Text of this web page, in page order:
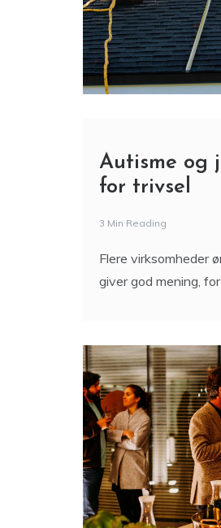
Autisme og
for trivsel
3 Min Reading
Flere virksomheder
giver god mening,